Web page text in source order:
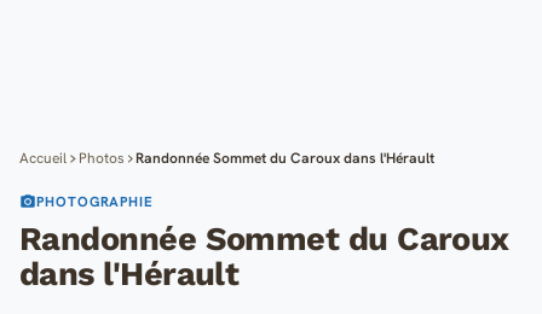
Accueil Photos Randonnée Sommet du Caroux dans l'Hérault
PHOTOGRAPHIE
Randonnée Sommet du Caroux
dans l'Hérault